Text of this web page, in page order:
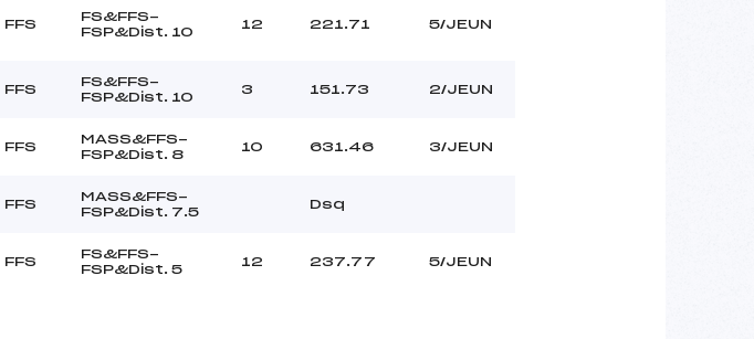
FFS
FS&FFS-
FSP&Dist. 10
12 221.71 5/JEUN
FFS
FS&FFS-
FSP&Dist. 10
3 151.73 2/JEUN
FFS
MASS&FFS-
FSP&Dist. 8
10 631.46 3/JEUN
FFS
MASS&FFS-
FSP&Dist. 7.5
Dsq
FFS
FS&FFS-
FSP&Dist. 5
12 237.77 5/JEUN